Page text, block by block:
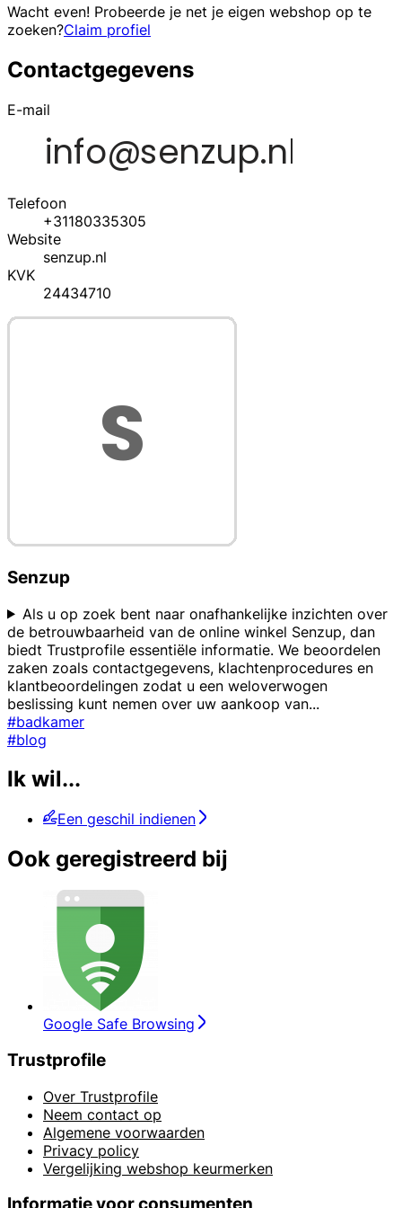
Wacht even! Probeerde je net je eigen webshop op te
zoeken?Claim profiel
Contactgegevens
E-mail
Telefoon
+31180335305
Website
senzup.nl
KVK
24434710
Senzup
Als u op zoek bent naar onafhankelijke inzichten over
de betrouwbaarheid van de online winkel Senzup, dan
biedt Trustprofile essentiële informatie. We beoordelen
zaken zoals contactgegevens, klachtenprocedures en
klantbeoordelingen zodat u een weloverwogen
beslissing kunt nemen over uw aankoop van...
#badkamer
#blog
Ik wil...
Een geschil indienen
Ook geregistreerd bij
Google Safe Browsing
Trustprofile
Over Trustprofile
Neem contact op
Algemene voorwaarden
Privacy policy
Vergelijking webshop keurmerken